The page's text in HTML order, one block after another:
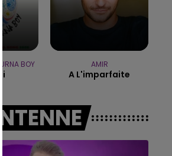
BOY AMIR
A L'imparfaite